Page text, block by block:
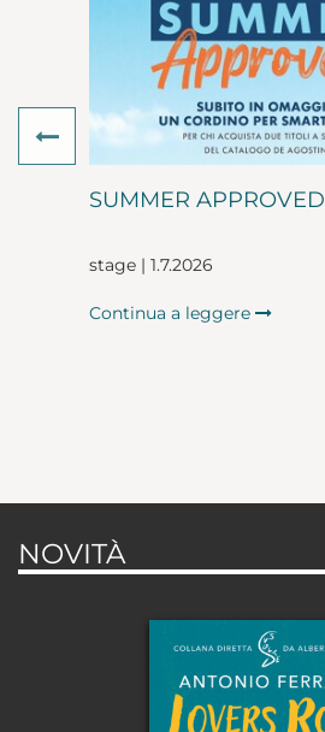
SUMMER APPROVED
stage | 1.7.2026
Continua a leggere
Previous
NOVITÀ